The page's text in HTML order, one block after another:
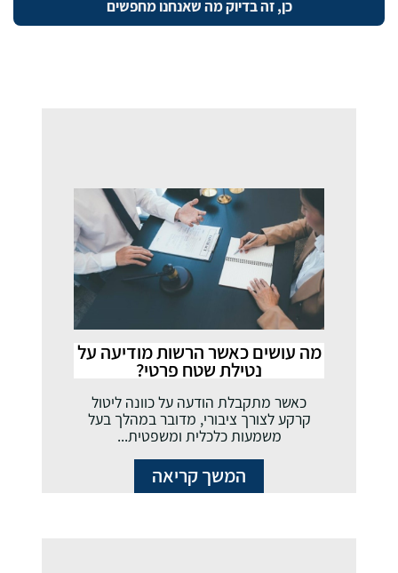
מה עושים כאשר הרשות מודיעה על
נטילת שטח פרטי?
כאשר מתקבלת הודעה על כוונה ליטול
קרקע לצורך ציבורי, מדובר במהלך בעל
משמעות כלכלית ומשפטית...
המשך קריאה